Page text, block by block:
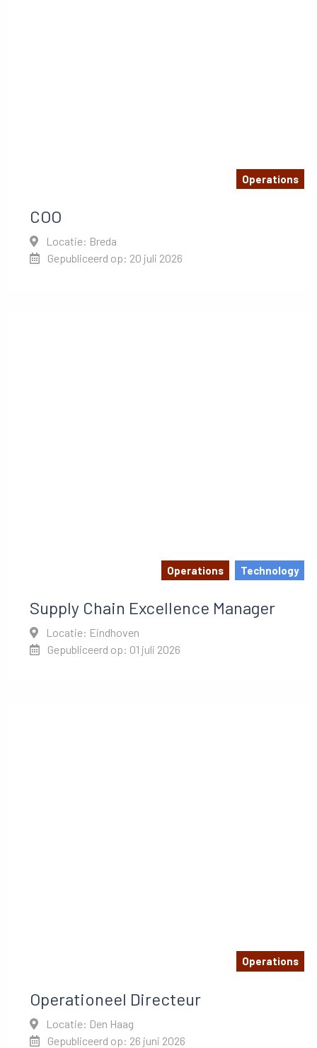
Operations
COO
Locatie: Breda
Gepubliceerd op: 20 juli 2026
Operations Technology
Supply Chain Excellence Manager
Locatie: Eindhoven
Gepubliceerd op: 01 juli 2026
Operations
Operationeel Directeur
Locatie: Den Haag
Gepubliceerd op: 26 juni 2026